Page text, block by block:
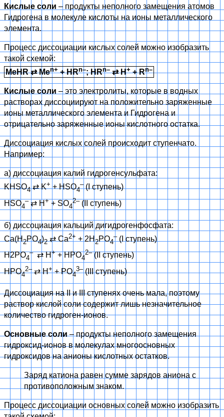
Кислые соли – продукты неполного замещения атомов
Гидрогена в молекуле кислоты на ионы металлического
элемента.
Процесс диссоциации кислых солей можно изобразить
такой схемой:
MeHR⇄Men++ HRn–; HRn– ⇄H++ Rn–
Кислые соли – это электролиты, которые в водных
растворах диссоциируют на положительно заряженные
ионы металлического элемента и Гидрогена и
отрицательно заряженные ионы кислотного остатка.
Диссоциация кислых солей происходит ступенчато.
Например:
а) диссоциация калий гидрогенсульфата:
KHSO4 ⇄K++ HSO4
–(I ступень)
HSO4
– ⇄ H + + SO4
2–(II ступень)
б) диссоциация кальций дигидрогенфосфата:
Ca(H 2PO4)2 ⇄ Ca2+ + 2H 2PO4
–(I ступень)
H2PO4
– ⇄H++ HPO4
2–(II ступень)
HPO4
2– ⇄H++ PO4
3–(III ступень)
Диссоциация на II и III ступенях очень мала, поэтому
раствор кислой соли содержит лишь незначительное
количество гидроген-ионов.
Основные соли– продукты неполного замещения
гидроксид-ионов в молекулах многоосновных
гидроксидов на анионы кислотных остатков.
Заряд катиона равен сумме зарядов аниона с
противоположным знаком.
Процесс диссоциации основных солей можно изобразить